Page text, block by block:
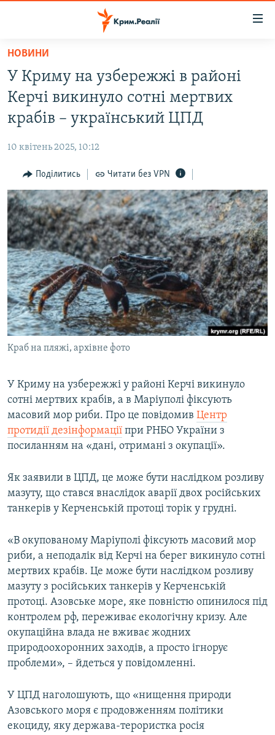
Перейти
основного
матеріалу
Перейти
до
основної
Перейти
до
пошуку
ВОДА.КРИМ
ВІДЕО ТА ФОТО
БЛОГИ
ПОГЛЯД
ІНТЕРВ'Ю
ВСЕ ЗА ДЕНЬ
СПЕЦПРОЕКТИ
ДЕПОРТАЦІЯ
ВІДЕОУРОКИ «ELIFBE»
СВІДЧЕННЯ ОКУПАЦІЇ
УКРАЇНСЬКА ПРОБЛЕМА КРИМУ
ІНФОГРАФІКА
ЯК ОБІЙТИ БЛОКУВАННЯ
Русский
Qırımtatar
ДОЛУЧАЙСЯ!
Усі сайти RFE/RL
НОВИНИ
У Криму на узбережжі в районі
Керчі викинуло сотні мертвих
крабів – український ЦПД
10 квітень 2025, 10:12
Поділитись Читати без VPN
Краб на пляжі, архівне фото
У Криму на узбережжі у районі Керчі викинуло
сотні мертвих крабів, а в Маріуполі фіксують
масовий мор риби. Про це повідомив Центр
протидії дезінформації при РНБО України з
посиланням на «дані, отримані з окупації».
Як заявили в ЦПД, це може бути наслідком розливу
мазуту, що стався внаслідок аварії двох російських
танкерів у Керченській протоці торік у грудні.
«В окупованому Маріуполі фіксують масовий мор
риби, а неподалік від Керчі на берег викинуло сотні
мертвих крабів. Це може бути наслідком розливу
мазуту з російських танкерів у Керченській
протоці. Азовське море, яке повністю опинилося під
контролем рф, переживає екологічну кризу. Але
окупаційна влада не вживає жодних
природоохоронних заходів, а просто ігнорує
проблеми», – йдеться у повідомленні.
У ЦПД наголошують, що «нищення природи
Азовського моря є продовженням політики
екоциду, яку держава-терористка росія